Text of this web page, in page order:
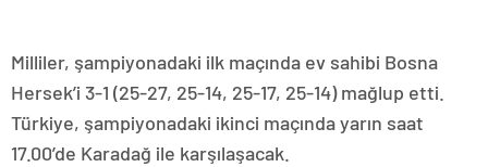
Milliler, şampiyonadaki ilk maçında ev sahibi Bosna
Hersek’i 3-1 (25-27, 25-14, 25-17, 25-14) mağlup etti.
Türkiye, şampiyonadaki ikinci maçında yarın saat
17.00’de Karadağ ile karşılaşacak.